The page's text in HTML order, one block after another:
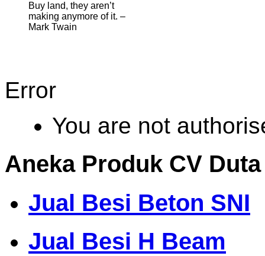
Buy land, they aren’t
making anymore of it. –
Mark Twain
Error
You are not
Aneka Produk CV
Jual Besi Beton SNI
Jual Besi H Beam